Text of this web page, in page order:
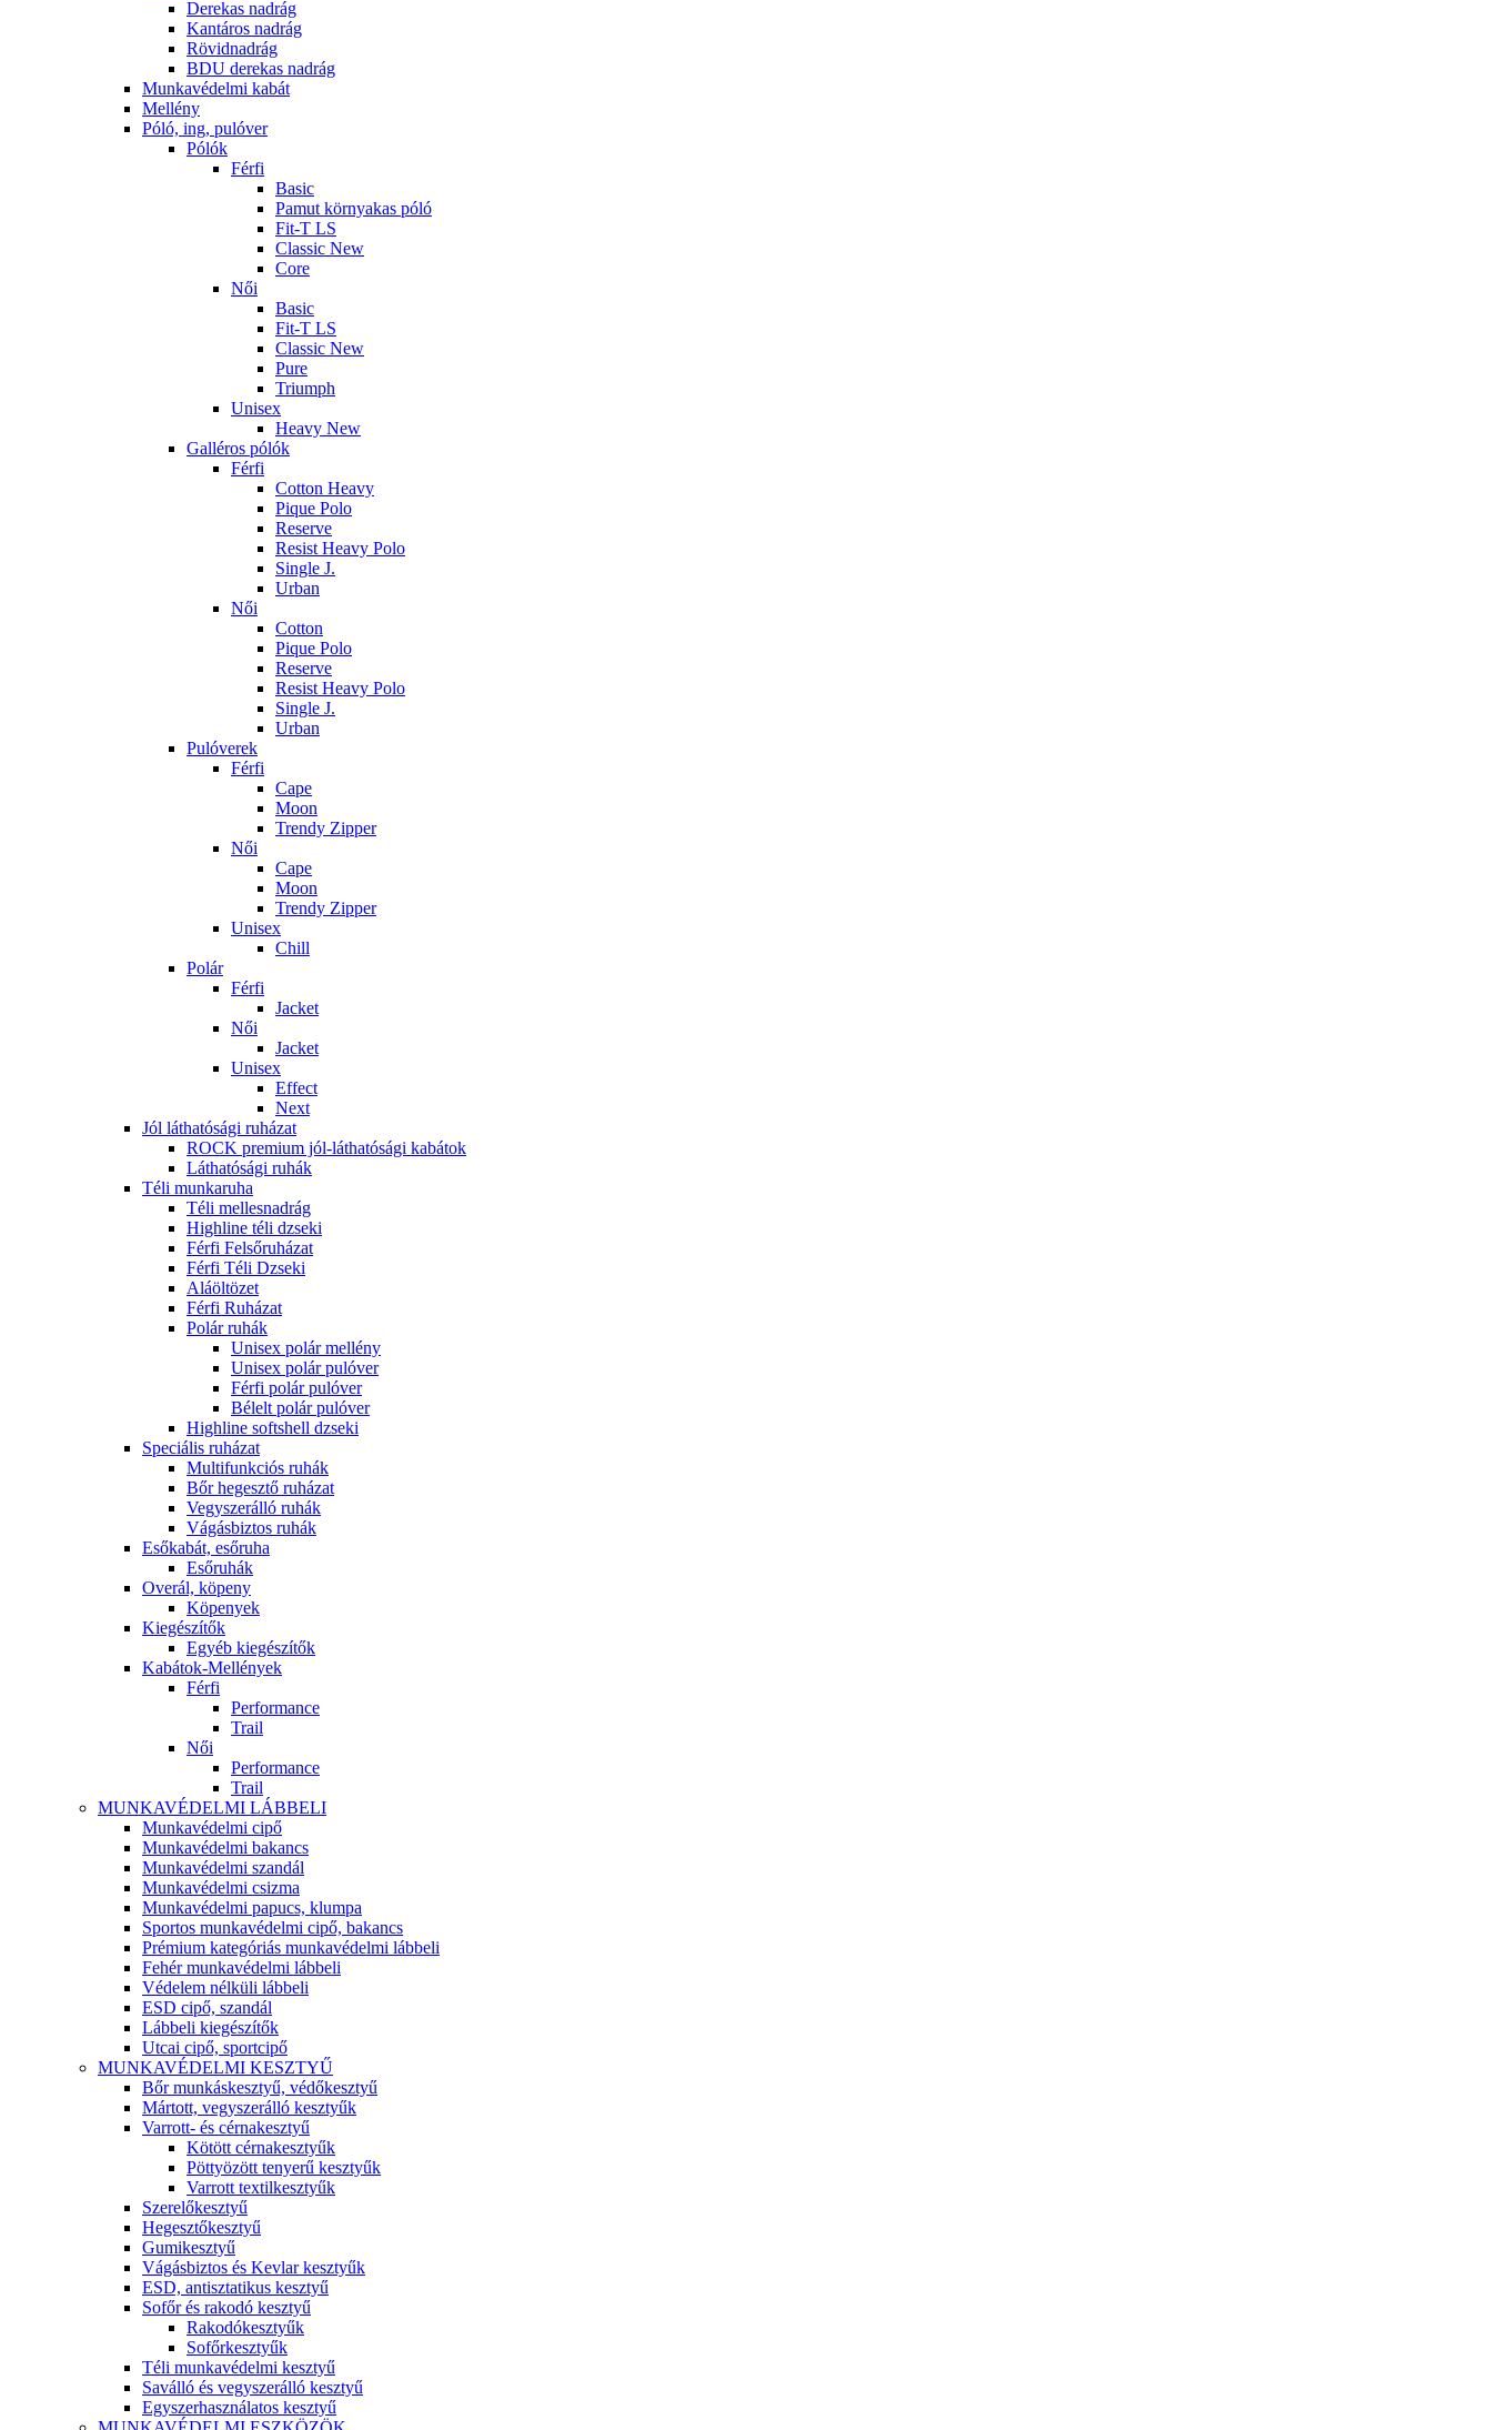
Derekas nadrág
Kantáros nadrág
Rövidnadrág
BDU derekas nadrág
Munkavédelmi kabát
Mellény
Póló, ing, pulóver
Pólók
Férfi
Basic
Pamut környakas póló
Fit-T LS
Classic New
Core
Női
Basic
Fit-T LS
Classic New
Pure
Triumph
Unisex
Heavy New
Galléros pólók
Férfi
Cotton Heavy
Pique Polo
Reserve
Resist Heavy Polo
Single J.
Urban
Női
Cotton
Pique Polo
Reserve
Resist Heavy Polo
Single J.
Urban
Pulóverek
Férfi
Cape
Moon
Trendy Zipper
Női
Cape
Moon
Trendy Zipper
Unisex
Chill
Polár
Férfi
Jacket
Női
Jacket
Unisex
Effect
Next
Jól láthatósági ruházat
ROCK premium jól-láthatósági kabátok
Láthatósági ruhák
Téli munkaruha
Téli mellesnadrág
Highline téli dzseki
Férfi Felsőruházat
Férfi Téli Dzseki
Aláöltözet
Férfi Ruházat
Polár ruhák
Unisex polár mellény
Unisex polár pulóver
Férfi polár pulóver
Bélelt polár pulóver
Highline softshell dzseki
Speciális ruházat
Multifunkciós ruhák
Bőr hegesztő ruházat
Vegyszerálló ruhák
Vágásbiztos ruhák
Esőkabát, esőruha
Esőruhák
Overál, köpeny
Köpenyek
Kiegészítők
Egyéb kiegészítők
Kabátok-Mellények
Férfi
Performance
Trail
Női
Performance
Trail
MUNKAVÉDELMI LÁBBELI
Munkavédelmi cipő
Munkavédelmi bakancs
Munkavédelmi szandál
Munkavédelmi csizma
Munkavédelmi papucs, klumpa
Sportos munkavédelmi cipő, bakancs
Prémium kategóriás munkavédelmi lábbeli
Fehér munkavédelmi lábbeli
Védelem nélküli lábbeli
ESD cipő, szandál
Lábbeli kiegészítők
Utcai cipő, sportcipő
MUNKAVÉDELMI KESZTYŰ
Bőr munkáskesztyű, védőkesztyű
Mártott, vegyszerálló kesztyűk
Varrott- és cérnakesztyű
Kötött cérnakesztyűk
Pöttyözött tenyerű kesztyűk
Varrott textilkesztyűk
Szerelőkesztyű
Hegesztőkesztyű
Gumikesztyű
Vágásbiztos és Kevlar kesztyűk
ESD, antisztatikus kesztyű
Sofőr és rakodó kesztyű
Rakodókesztyűk
Sofőrkesztyűk
Téli munkavédelmi kesztyű
Saválló és vegyszerálló kesztyű
Egyszerhasználatos kesztyű